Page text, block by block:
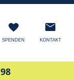
SPENDEN KONTAKT